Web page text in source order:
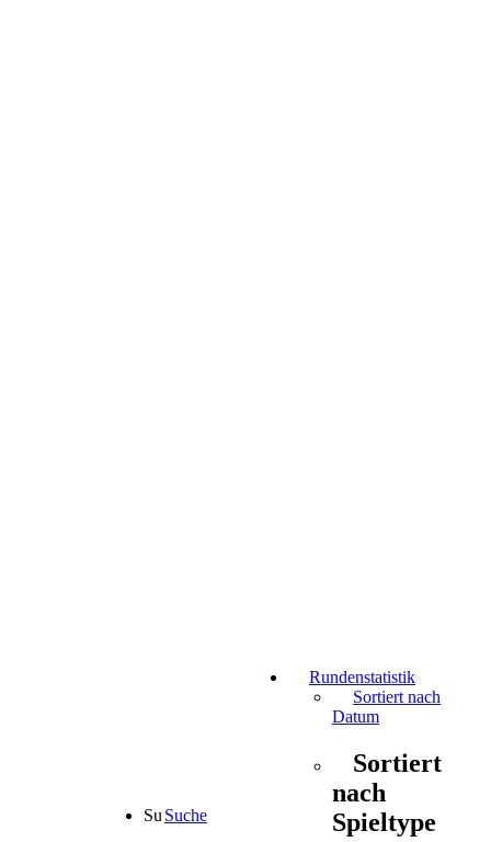
Suche
Rundenstatistik
Sortiert nach
Datum
Sortiert
nach
Spieltype